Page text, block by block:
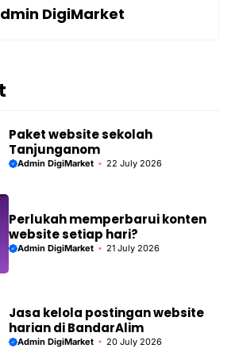
DigiMarket
Paket website sekolah
Tanjunganom
Admin DigiMarket 22 July 2026
Perlukah memperbarui konten
website setiap hari?
Admin DigiMarket 21 July 2026
Jasa kelola postingan website
harian di BandarAlim
Admin DigiMarket 20 July 2026